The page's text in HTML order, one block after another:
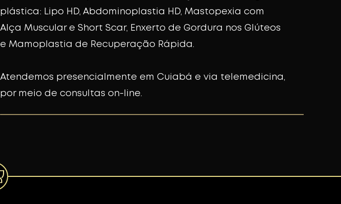
plástica: Lipo HD, Abdominoplastia HD, Mastopexia com
Alça Muscular e Short Scar, Enxerto de Gordura nos Glúteos
e Mamoplastia de Recuperação Rápida.
Atendemos presencialmente em Cuiabá e via telemedicina,
por meio de consultas on-line.